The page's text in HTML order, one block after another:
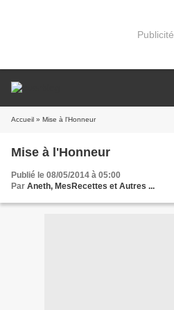
Publicité
Accueil » Mise à l'Honneur
Mise à l'Honneur
Publié le 08/05/2014 à 05:00
Par Aneth, MesRecettes et Autres ...